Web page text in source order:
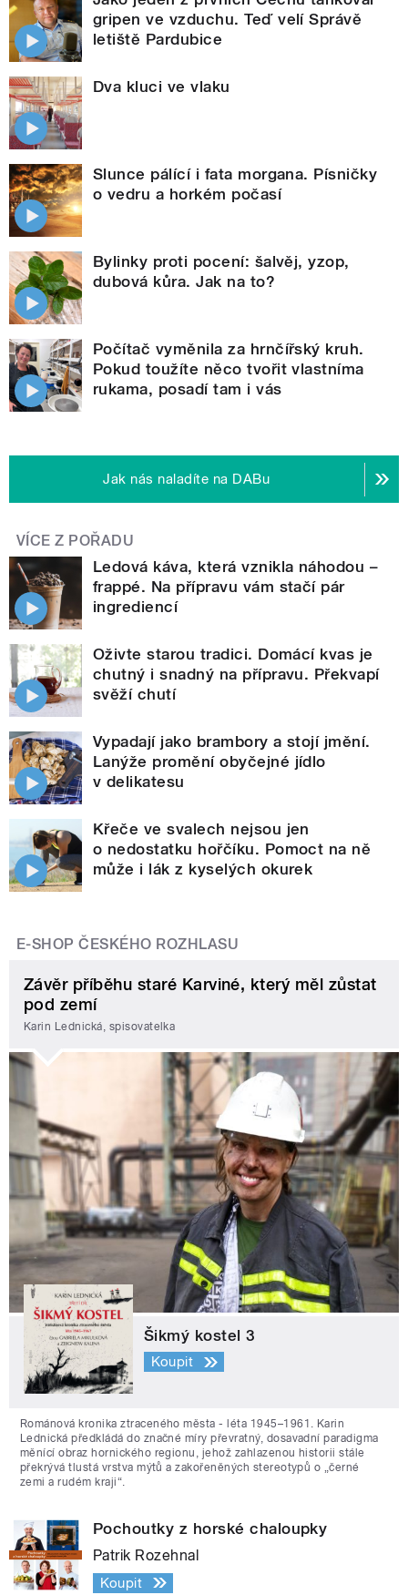
gripen ve vzduchu. Teď velí Správě
letiště Pardubice
Dva kluci ve vlaku
Slunce pálící i fata morgana. Písničky
o vedru a horkém počasí
Bylinky proti pocení: šalvěj, yzop,
dubová kůra. Jak na to?
Počítač vyměnila za hrnčířský kruh.
Pokud toužíte něco tvořit vlastníma
rukama, posadí tam i vás
Jak nás naladíte na DABu
VÍCE Z POŘADU
Ledová káva, která vznikla náhodou –
frappé. Na přípravu vám stačí pár
ingrediencí
Oživte starou tradici. Domácí kvas je
chutný i snadný na přípravu. Překvapí
svěží chutí
Vypadají jako brambory a stojí jmění.
Lanýže promění obyčejné jídlo
v delikatesu
Křeče ve svalech nejsou jen
o nedostatku hořčíku. Pomoct na ně
může i lák z kyselých okurek
E-SHOP ČESKÉHO ROZHLASU
Závěr příběhu staré Karviné, který měl zůstat
pod zemí
Karin Lednická, spisovatelka
Šikmý kostel 3
Koupit
Románová kronika ztraceného města - léta 1945–1961. Karin
Lednická předkládá do značné míry převratný, dosavadní paradigma
měnící obraz hornického regionu, jehož zahlazenou historii stále
překrývá tlustá vrstva mýtů a zakořeněných stereotypů o „černé
zemi a rudém kraji“.
Pochoutky z horské chaloupky
Patrik Rozehnal
Koupit